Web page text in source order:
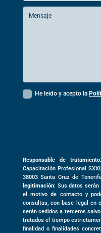
He leido y acepto la
Responsable de tratamiento
Capacitación Profesional
38003Santa Cruz de
legitimación: Sus datos
el motivo de contacto y
consultas, con base legal en
serán cedidos a terceros
tratados el tiempo
finalidad o finalidades